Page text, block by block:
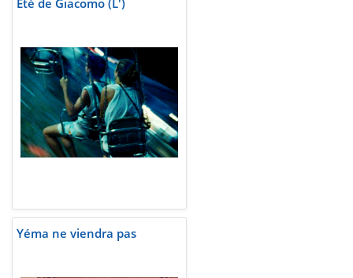
Eté de Giacomo (L')
Yéma ne viendra pas